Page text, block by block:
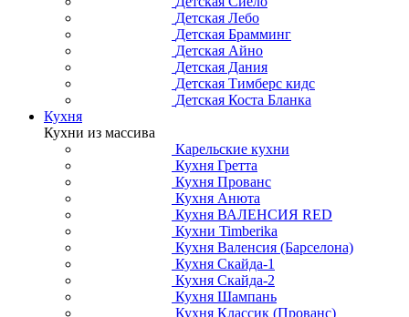
Детская Лебо
Детская Брамминг
Детская Айно
Детская Дания
Детская Тимберс кидс
Детская Коста Бланка
Кухня
Кухни из массива
Карельские кухни
Кухня Гретта
Кухня Прованс
Кухня Анюта
Кухня ВАЛЕНСИЯ RED
Кухни Timberika
Кухня Валенсия (Барселона)
Кухня Скайда-1
Кухня Скайда-2
Кухня Шампань
Кухня Классик (Прованс)